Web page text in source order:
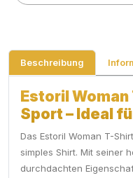
Beschreibung
Estoril
Sport – Ideal
Das Estoril Woman T-
simples Shirt. Mit seiner
durchdachten